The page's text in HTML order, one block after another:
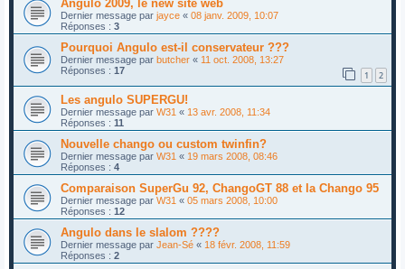
Angulo 2009, le new site web
Dernier message par jayce « 08 janv. 2009, 10:07
Réponses : 3
Pourquoi Angulo est-il conservateur ???
Dernier message par butcher « 11 oct. 2008, 13:27
Réponses : 17 1 2
Les angulo SUPERGU!
Dernier message par W31 « 13 avr. 2008, 11:34
Réponses : 11
Nouvelle chango ou custom twinfin?
Dernier message par W31 « 19 mars 2008, 08:46
Réponses : 4
Comparaison SuperGu 92, ChangoGT 88 et la Chango 95
Dernier message par W31 « 05 mars 2008, 10:00
Réponses : 12
Angulo dans le slalom ????
Dernier message par Jean-Sé « 18 févr. 2008, 11:59
Réponses : 2